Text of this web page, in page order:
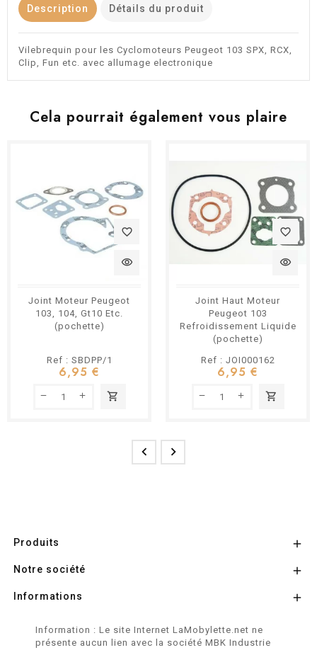
Description Détails du produit
Vilebrequin pour les Cyclomoteurs Peugeot 103 SPX, RCX,
Clip, Fun etc. avec allumage electronique
Cela pourrait également vous plaire
favorite_border
visibility
Joint Moteur Peugeot
103, 104, Gt10 Etc.
(pochette)
Ref : SBDPP/1
6,95 €
shopping_cart
favorite_border
visibility
Joint Haut Moteur
Peugeot 103
Refroidissement Liquide
(pochette)
Ref : JOI000162
6,95 €
shopping_cart
 
Produits 
Notre société 
Informations 
Information : Le site Internet LaMobylette.net ne
présente aucun lien avec la société MBK Industrie